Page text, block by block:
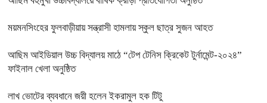
ময়মনসিংহের ফুলবাড়ীয়ায় সন্ত্রাসী হামলায় স্কুল ছাত্র সুজন আহত
আছিম আইডিয়াল উচ্চ বিদ্যালয় মাঠে “টেপ টেনিস ক্রিকেট টুর্নামেন্ট-২০২৪”
ফাইনাল খেলা অনুষ্ঠিত
লাখ ভোটের ব্যবধানে জয়ী হলেন ইকরামুল হক টিটু